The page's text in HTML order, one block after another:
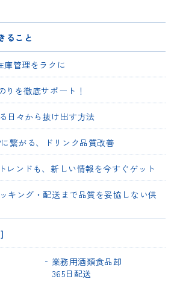
ること
庫管理をラクに
りを徹底サポート！
日々から抜け出す方法
繋がる、ドリンク品質改善
レンドも、新しい情報を今すぐゲット
キング・配送まで品質を妥協しない供
業務用酒類食品卸
365日配送